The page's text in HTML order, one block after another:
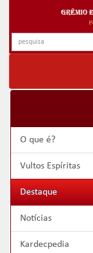
O que é?
Vultos Espíritas
Destaque
Notícias
Kardecpedia